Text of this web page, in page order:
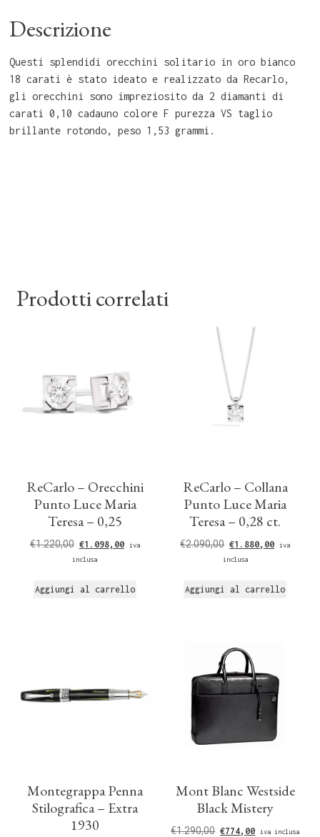
Descrizione
Questi splendidi orecchini solitario in oro bianco
18 carati è stato ideato e realizzato da Recarlo,
gli orecchini sono impreziosito da 2 diamanti di
carati 0,10 cadauno colore F purezza VS taglio
brillante rotondo, peso 1,53 grammi.
Prodotti correlati
ReCarlo – Orecchini
Punto Luce Maria
Teresa – 0,25
€1.220,00 €1.098,00
iva
inclusa
Aggiungi al carrello
ReCarlo – Collana
Punto Luce Maria
Teresa – 0,28 ct.
€2.090,00 €1.880,00
iva
inclusa
Aggiungi al carrello
Montegrappa Penna
Stilografica – Extra
1930
Mont Blanc Westside
Black Mistery
€1.290,00 €774,00 iva inclusa